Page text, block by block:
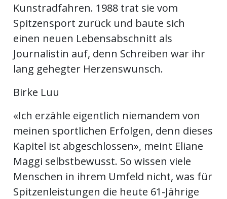
Kunstradfahren. 1988 trat sie vom
Spitzensport zurück und baute sich
einen neuen Lebensabschnitt als
Journalistin auf, denn Schreiben war ihr
lang gehegter Herzenswunsch.
Birke Luu
«Ich erzähle eigentlich niemandem von
meinen sportlichen Erfolgen, denn dieses
Kapitel ist abgeschlossen», meint Eliane
Maggi selbstbewusst. So wissen viele
Menschen in ihrem Umfeld nicht, was für
Spitzenleistungen die heute 61-Jährige